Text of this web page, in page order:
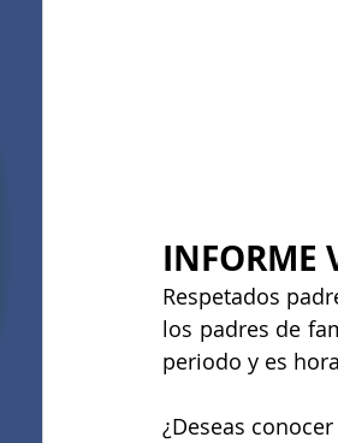
INFORME
Respetados
los padres de
periodo y es
¿Deseas